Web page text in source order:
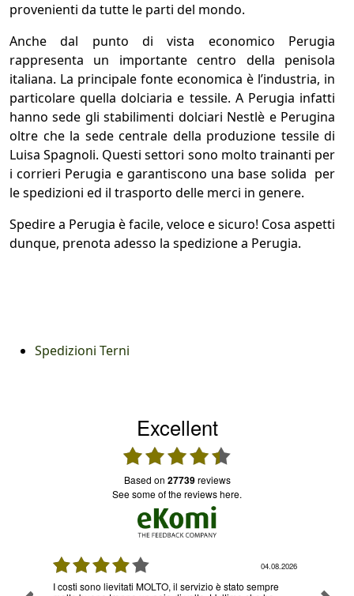
provenienti da tutte le parti del mondo.
Anche dal punto di vista economico Perugia
rappresenta un importante centro della penisola
italiana. La principale fonte economica è l’industria, in
particolare quella dolciaria e tessile. A Perugia infatti
hanno sede gli stabilimenti dolciari Nestlè e Perugina
oltre che la sede centrale della produzione tessile di
Luisa Spagnoli. Questi settori sono molto trainanti per
i corrieri Perugia e garantiscono una base solida per
le spedizioni ed il trasporto delle merci in genere.
Spedire a Perugia è facile, veloce e sicuro! Cosa aspetti
dunque, prenota adesso la spedizione a Perugia.
Spedizioni Terni
Excellent
based on 27739reviews
see some of the reviews here.
03.08.2026
Ottimo servizio e prezzi, ritiro e consegna senza nessun